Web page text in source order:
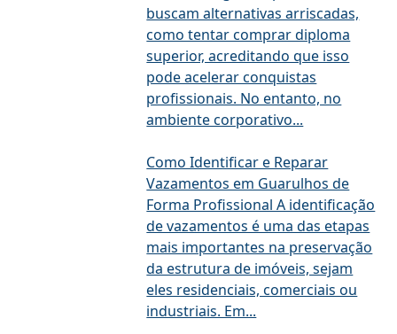
buscam alternativas arriscadas,
como tentar comprar diploma
superior, acreditando que isso
pode acelerar conquistas
profissionais. No entanto, no
ambiente corporativo...
Como Identificar e Reparar
Vazamentos em Guarulhos de
Forma Profissional A identificação
de vazamentos é uma das etapas
mais importantes na preservação
da estrutura de imóveis, sejam
eles residenciais, comerciais ou
industriais. Em...